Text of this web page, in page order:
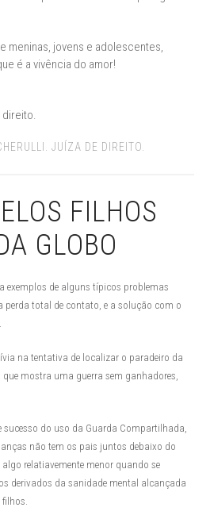
meninas, jovens e adolescentes,
é a vivência do amor!
direito.
JUÍZA DE DIREITO.
FILHOS
GLOBO
exemplos de alguns típicos problemas
perda total de contato, e a solução com o
na tentativa de localizar o paradeiro da
mostra uma guerra sem ganhadores,
sucesso do uso da Guarda Compartilhada,
não tem os pais juntos debaixo do
relatiavemente menor quando se
derivados da sanidade mental alcançada
filhos.